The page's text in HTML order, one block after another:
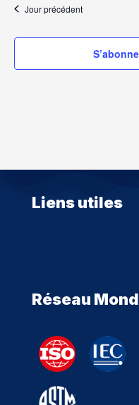
Jour précédent
Liens utiles
Réseau